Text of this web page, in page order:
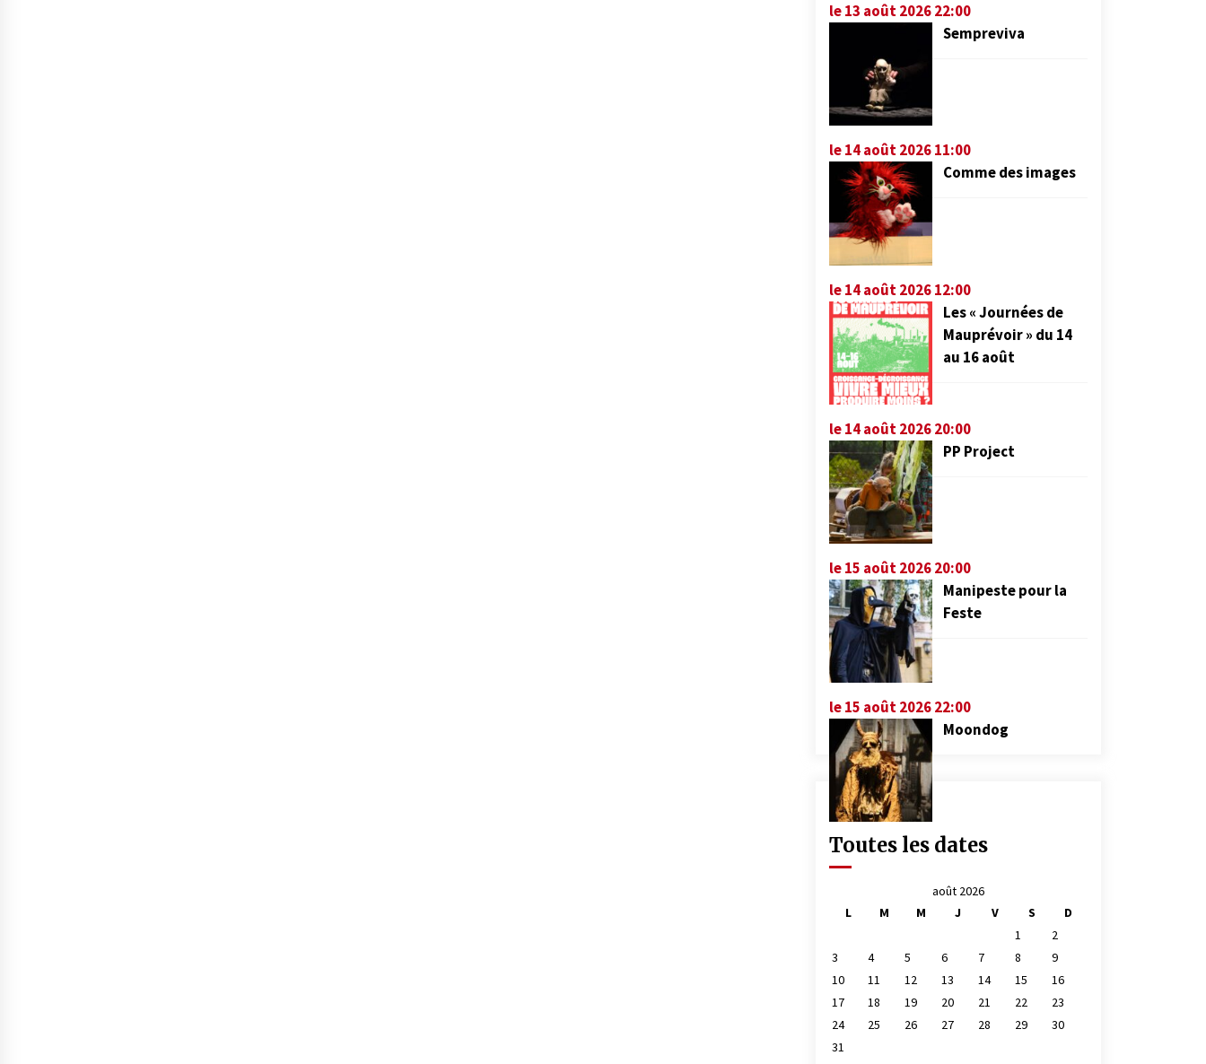
le 13 août 2026 22:00
Sempreviva
le 14 août 2026 11:00
Comme des images
le 14 août 2026 12:00
Les « Journées de
Mauprévoir » du 14
au 16 août
le 14 août 2026 20:00
PP Project
le 15 août 2026 20:00
Manipeste pour la
Feste
le 15 août 2026 22:00
Moondog
Toutes les dates
août 2026
L
M M J V S
D
1
2
3
4 5 6 7 8
9
10
11 12 13 14 15
16
17
18 19 20 21 22
23
24
25 26 27 28 29
30
31